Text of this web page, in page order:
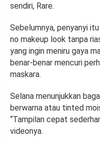
sendiri, Rare.
Sebelumnya, penyanyi
no makeup look tanpa
yang ingin meniru gaya
benar-benar mencuri
maskara.
Selana menunjukkan
berwarna atau tinted
“Tampilan cepat
videonya.